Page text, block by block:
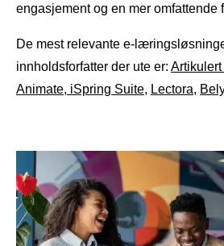
engasjement og en mer omfattende
De mest relevante e-
innholdsforfatter der ute er:
Animate, iSpring Suite, Lectora,